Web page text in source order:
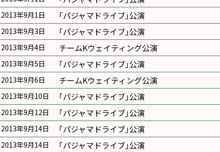
2013年9月1日 ｢パジャマドライブ｣公演
2013年9月3日 ｢パジャマドライブ｣公演
2013年9月4日 チームKウェイティング公演
2013年9月5日 ｢パジャマドライブ｣公演
2013年9月6日 チームKウェイティング公演
2013年9月10日 ｢パジャマドライブ｣公演
2013年9月12日 ｢パジャマドライブ｣公演
2013年9月14日 ｢パジャマドライブ｣公演
2013年9月14日 ｢パジャマドライブ｣公演